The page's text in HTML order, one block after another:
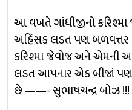
આ વખતે ગાંધીજીનો
અહિંસક લડત પણ બળવત્તર
કરિશ્મા જેવોજ અને એમની
લડત આપનાર એક બીજાં પણ
છે ——- સુભાષચન્દ્ર બોઝ !!!